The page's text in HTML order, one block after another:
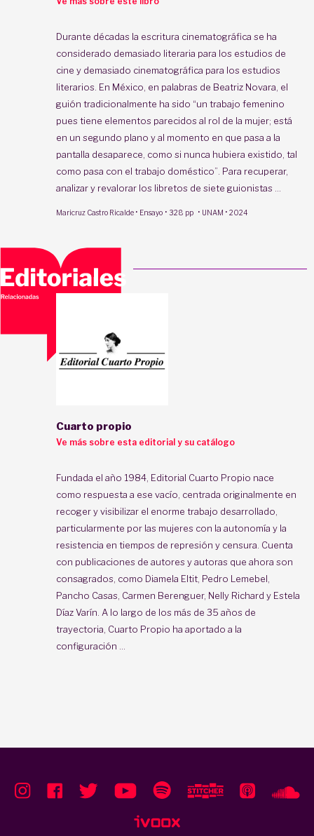
Durante décadas la escritura cinematográfica se ha
considerado demasiado literaria para los estudios de
cine y demasiado cinematográfica para los estudios
literarios. En México, en palabras de Beatriz Novara, el
guión tradicionalmente ha sido “un trabajo femenino
pues tiene elementos parecidos al rol de la mujer; está
en un segundo plano y al momento en que pasa a la
pantalla desaparece, como si nunca hubiera existido, tal
como pasa con el trabajo doméstico”. Para recuperar,
analizar y revalorar los libretos de siete guionistas ...
Maricruz Castro Ricalde · Ensayo · 328 pp · UNAM · 2024
Cuarto propio
Ve más sobre esta editorial y su catálogo
Fundada el año 1984, Editorial Cuarto Propio nace
como respuesta a ese vacío, centrada originalmente en
recoger y visibilizar el enorme trabajo desarrollado,
particularmente por las mujeres con la autonomía y la
resistencia en tiempos de represión y censura. Cuenta
con publicaciones de autores y autoras que ahora son
consagrados, como Diamela Eltit, Pedro Lemebel,
Pancho Casas, Carmen Berenguer, Nelly Richard y Estela
Díaz Varín. A lo largo de los más de 35 años de
trayectoria, Cuarto Propio ha aportado a la
configuración ...